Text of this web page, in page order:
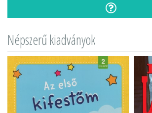
Népszerű kiadványok